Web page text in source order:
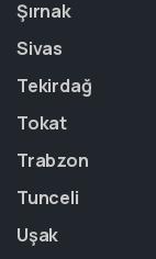
Şırnak
Sivas
Tekirdağ
Tokat
Trabzon
Tunceli
Uşak